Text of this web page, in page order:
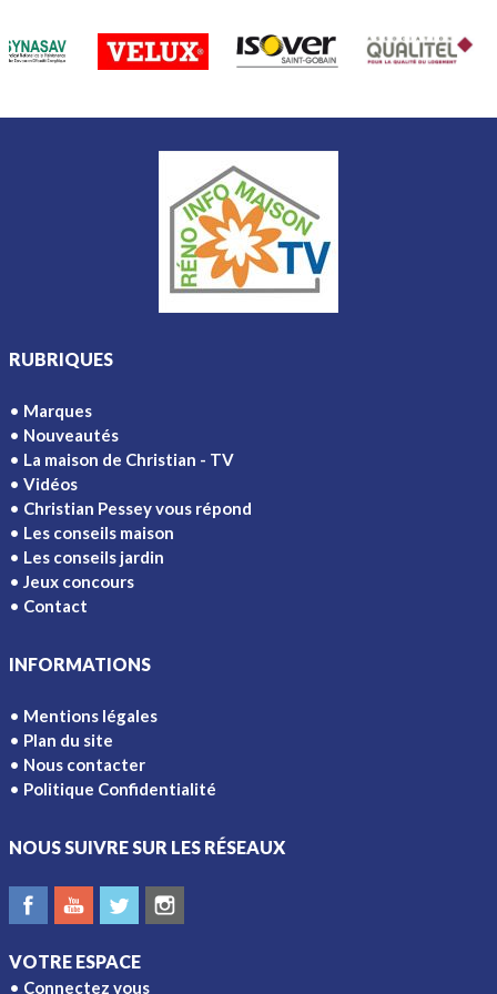
RUBRIQUES
Marques
Nouveautés
La maison de Christian - TV
Vidéos
Christian Pessey vous répond
Les conseils maison
Les conseils jardin
Jeux concours
Contact
INFORMATIONS
Mentions légales
Plan du site
Nous contacter
Politique Confidentialité
NOUS SUIVRE SUR LES RÉSEAUX
VOTRE ESPACE
Connectez vous